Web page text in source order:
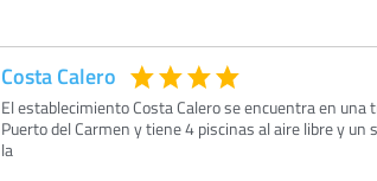
Costa Calero
El establecimiento Costa Calero se encuentra en
Puerto del Carmen y tiene 4 piscinas al aire libre y un
la